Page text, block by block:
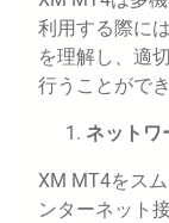
利用する際に
を理解し、適
行うことができ
ネットワ
XM MT4をス
ンターネット